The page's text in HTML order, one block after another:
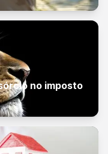
no imposto